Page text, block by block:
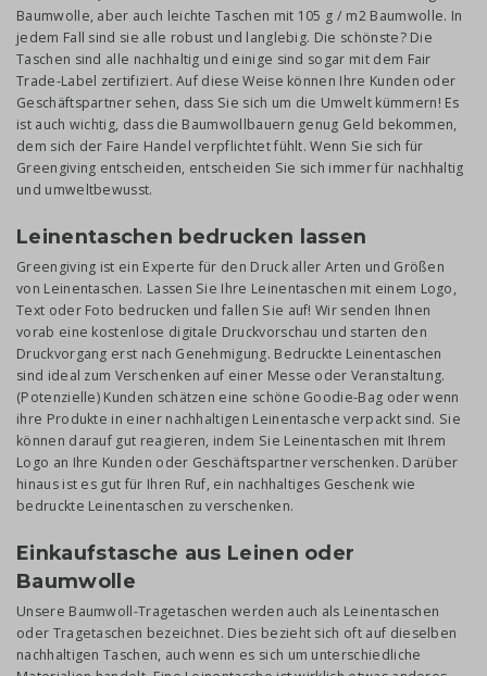
Baumwolle, aber auch leichte Taschen mit 105 g / m2 Baumwolle. In
jedem Fall sind sie alle robust und langlebig. Die schönste? Die
Taschen sind alle nachhaltig und einige sind sogar mit dem Fair
Trade-Label zertifiziert. Auf diese Weise können Ihre Kunden oder
Geschäftspartner sehen, dass Sie sich um die Umwelt kümmern! Es
ist auch wichtig, dass die Baumwollbauern genug Geld bekommen,
dem sich der Faire Handel verpflichtet fühlt. Wenn Sie sich für
Greengiving entscheiden, entscheiden Sie sich immer für nachhaltig
und umweltbewusst.
Leinentaschen bedrucken lassen
Greengiving ist ein Experte für den Druck aller Arten und Größen
von Leinentaschen. Lassen Sie Ihre Leinentaschen mit einem Logo,
Text oder Foto bedrucken und fallen Sie auf! Wir senden Ihnen
vorab eine kostenlose digitale Druckvorschau und starten den
Druckvorgang erst nach Genehmigung. Bedruckte Leinentaschen
sind ideal zum Verschenken auf einer Messe oder Veranstaltung.
(Potenzielle) Kunden schätzen eine schöne Goodie-Bag oder wenn
ihre Produkte in einer nachhaltigen Leinentasche verpackt sind. Sie
können darauf gut reagieren, indem Sie Leinentaschen mit Ihrem
Logo an Ihre Kunden oder Geschäftspartner verschenken. Darüber
hinaus ist es gut für Ihren Ruf, ein nachhaltiges Geschenk wie
bedruckte Leinentaschen zu verschenken.
Einkaufstasche aus Leinen oder
Baumwolle
Unsere Baumwoll-Tragetaschen werden auch als Leinentaschen
oder Tragetaschen bezeichnet. Dies bezieht sich oft auf dieselben
nachhaltigen Taschen, auch wenn es sich um unterschiedliche